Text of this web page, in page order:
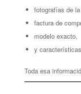
fotografías de
factura de
modelo exacto,
y
Toda esa